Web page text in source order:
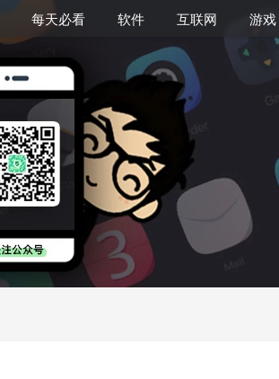
每天必看 软件 互联网 游戏